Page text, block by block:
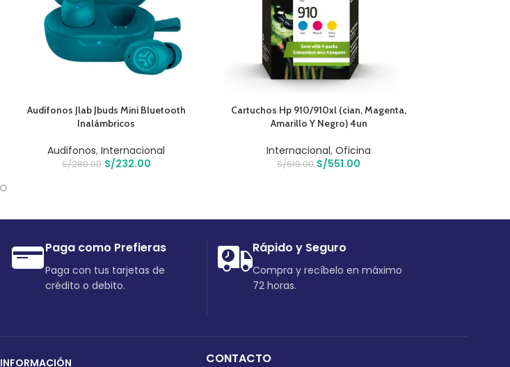
AÑADIR AL CARRITO
Audífonos Jlab Jbuds Mini Bluetooth
Inalámbricos
Audifonos,Internacional
S/280.00 S/232.00
AÑADIR AL CARRITO
Cartuchos Hp 910/910xl (cian, Magenta,
Amarillo Y Negro) 4un
Internacional,Oficina
S/619.00 S/551.00
Paga como Prefieras
Paga con tus tarjetas de
crédito o debito.
Rápido y Seguro
Compra y recíbelo en máximo
72 horas.
INFORMACIÓN CONTACTO